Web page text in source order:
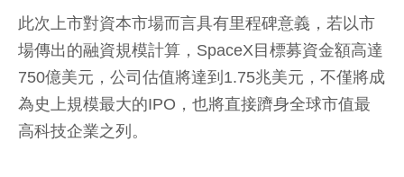
此次上市對資本市場而言具有里程碑意義，若以市
場傳出的融資規模計算，SpaceX目標募資金額高達
750億美元，公司估值將達到1.75兆美元，不僅將成
為史上規模最大的IPO，也將直接躋身全球市值最
高科技企業之列。